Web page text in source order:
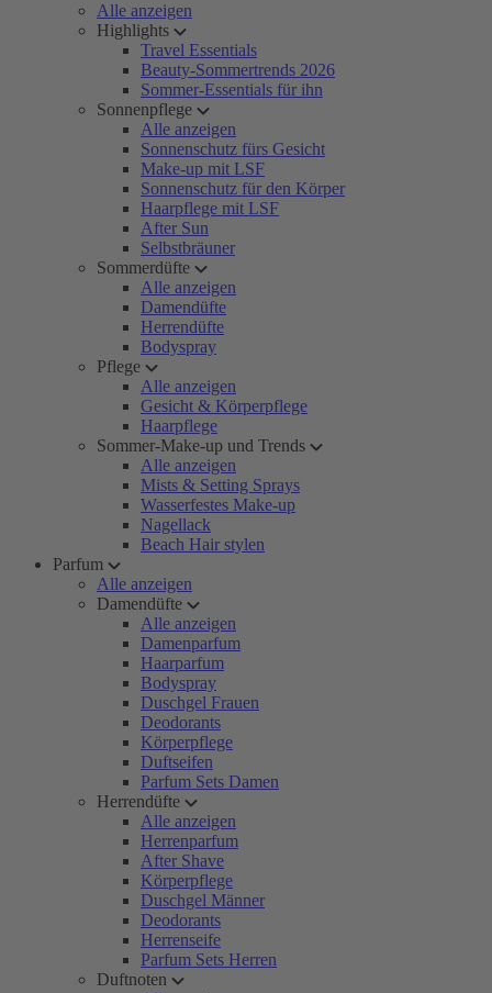
Alle anzeigen
Highlights
Travel Essentials
Beauty-Sommertrends 2026
Sommer-Essentials für ihn
Sonnenpflege
Alle anzeigen
Sonnenschutz fürs Gesicht
Make-up mit LSF
Sonnenschutz für den Körper
Haarpflege mit LSF
After Sun
Selbstbräuner
Sommerdüfte
Alle anzeigen
Damendüfte
Herrendüfte
Bodyspray
Pflege
Alle anzeigen
Gesicht & Körperpflege
Haarpflege
Sommer-Make-up und Trends
Alle anzeigen
Mists & Setting Sprays
Wasserfestes Make-up
Nagellack
Beach Hair stylen
Parfum
Alle anzeigen
Damendüfte
Alle anzeigen
Damenparfum
Haarparfum
Bodyspray
Duschgel Frauen
Deodorants
Körperpflege
Duftseifen
Parfum Sets Damen
Herrendüfte
Alle anzeigen
Herrenparfum
After Shave
Körperpflege
Duschgel Männer
Deodorants
Herrenseife
Parfum Sets Herren
Duftnoten